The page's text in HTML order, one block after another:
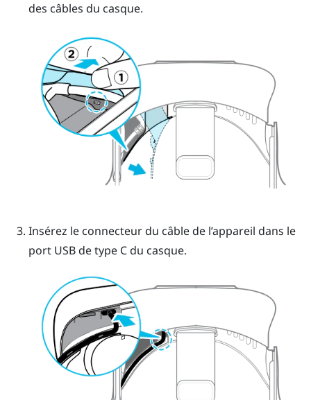
des câbles du casque.
Insérez le connecteur du câble de l’appareil dans le
port USB de type C du casque.